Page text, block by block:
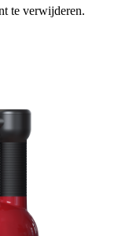
te verwijderen.